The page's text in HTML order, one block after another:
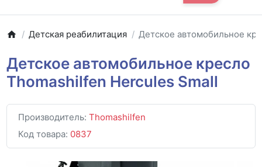
Детская реабилитация Детское автомобильное
Детское автомобильное кресло
Thomashilfen Hercules Small
Производитель: Thomashilfen
Код товара: 0837